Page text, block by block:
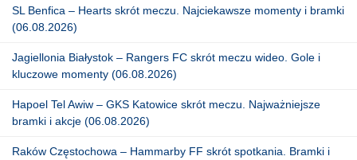
SL Benfica – Hearts skrót meczu. Najciekawsze momenty i bramki
(06.08.2026)
Jagiellonia Białystok – Rangers FC skrót meczu wideo. Gole i
kluczowe momenty (06.08.2026)
Hapoel Tel Awiw – GKS Katowice skrót meczu. Najważniejsze
bramki i akcje (06.08.2026)
Raków Częstochowa – Hammarby FF skrót spotkania. Bramki i